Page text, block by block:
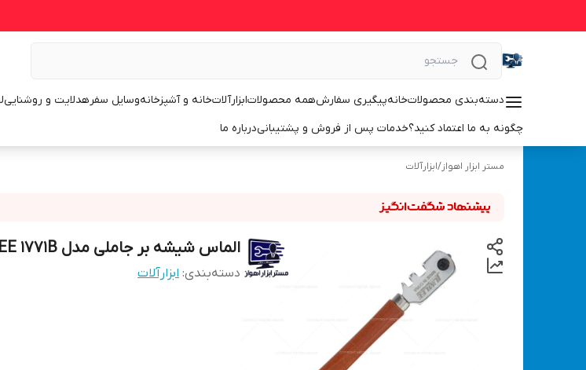
دسته‌بندی محصولاتخانهپیگیری سفارشهمه محصولاتابزارآلاتخانه و آشپزخانهوسایل سفرهدلایت و روشنایی
چگونه به ما اعتماد کنید؟خدمات پس از فروش و پشتیبانیدرباره ما
مستر ابزار اهواز/ابزارآلات
الماس شیشه بر جاملی مدل JUMLEE 1771B
دسته‌بندی: ابزارآلات